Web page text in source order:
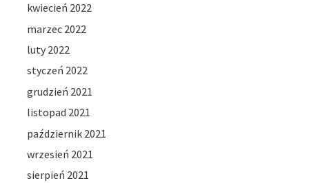
kwiecień 2022
marzec 2022
luty 2022
styczeń 2022
grudzień 2021
listopad 2021
październik 2021
wrzesień 2021
sierpień 2021